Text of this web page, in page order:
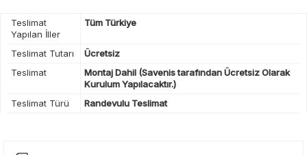
Teslimat
Yapılan İller
Tüm Türkiye
Teslimat Tutarı
Ücretsiz
Teslimat
Montaj Dahil (Savenis tarafından Ücretsiz Olarak
Kurulum Yapılacaktır.)
Teslimat Türü
Randevulu Teslimat